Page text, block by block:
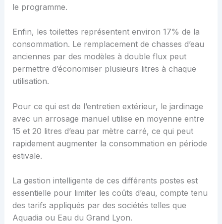
le programme.
Enfin, les toilettes représentent environ 17% de la
consommation. Le remplacement de chasses d’eau
anciennes par des modèles à double flux peut
permettre d’économiser plusieurs litres à chaque
utilisation.
Pour ce qui est de l’entretien extérieur, le jardinage
avec un arrosage manuel utilise en moyenne entre
15 et 20 litres d’eau par mètre carré, ce qui peut
rapidement augmenter la consommation en période
estivale.
La gestion intelligente de ces différents postes est
essentielle pour limiter les coûts d’eau, compte tenu
des tarifs appliqués par des sociétés telles que
Aquadia ou Eau du Grand Lyon.